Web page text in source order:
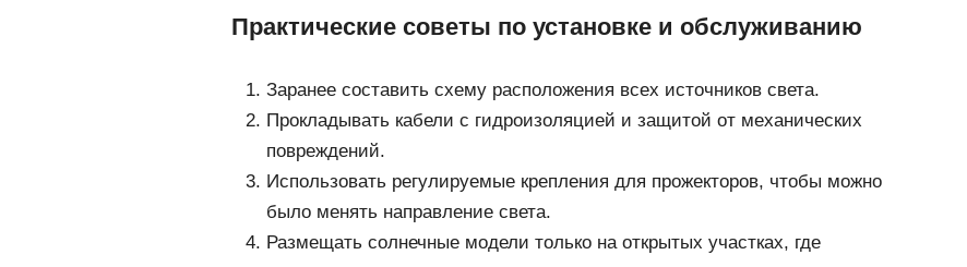
Практические советы по установке и обслуживанию
Заранее составить схему расположения всех источников света.
Прокладывать кабели с гидроизоляцией и защитой от механических
повреждений.
Использовать регулируемые крепления для прожекторов, чтобы можно
было менять направление света.
Размещать солнечные модели только на открытых участках, где